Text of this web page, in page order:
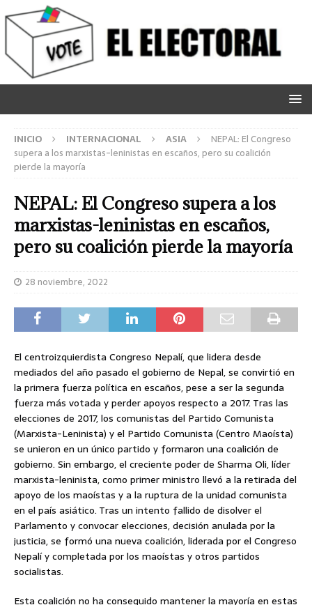
INICIO INTERNACIONAL ASIA
NEPAL: El Congreso
supera a los marxistas-leninistas en escaños, pero su coalición
pierde la mayoría
NEPAL: El Congreso supera a los
marxistas-leninistas en escaños,
pero su coalición pierde la mayoría
28 noviembre, 2022
El centroizquierdista Congreso Nepalí, que lidera desde
mediados del año pasado el gobierno de Nepal, se convirtió en
la primera fuerza política en escaños, pese a ser la segunda
fuerza más votada y perder apoyos respecto a 2017. Tras las
elecciones de 2017, los comunistas del Partido Comunista
(Marxista-Leninista) y el Partido Comunista (Centro Maoísta)
se unieron en un único partido y formaron una coalición de
gobierno. Sin embargo, el creciente poder de Sharma Oli, líder
marxista-leninista, como primer ministro llevó a la retirada del
apoyo de los maoístas y a la ruptura de la unidad comunista
en el país asiático. Tras un intento fallido de disolver el
Parlamento y convocar elecciones, decisión anulada por la
justicia, se formó una nueva coalición, liderada por el Congreso
Nepalí y completada por los maoístas y otros partidos
socialistas.
Esta coalición no ha conseguido mantener la mayoría en estas